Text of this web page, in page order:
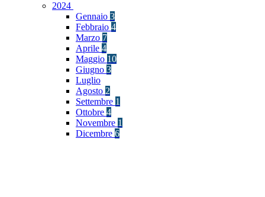
2024
Gennaio 3
Febbraio 4
Marzo 7
Aprile 4
Maggio 10
Giugno 3
Luglio
Agosto 2
Settembre 1
Ottobre 4
Novembre 1
Dicembre 6